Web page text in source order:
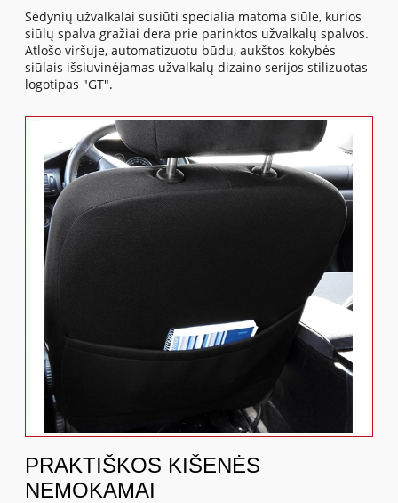
Sėdynių užvalkalai susiūti specialia matoma siūle, kurios
siūlų spalva gražiai dera prie parinktos užvalkalų spalvos.
Atlošo viršuje, automatizuotu būdu, aukštos kokybės
siūlais išsiuvinėjamas užvalkalų dizaino serijos stilizuotas
logotipas "GT".
PRAKTIŠKOS KIŠENĖS
NEMOKAMAI